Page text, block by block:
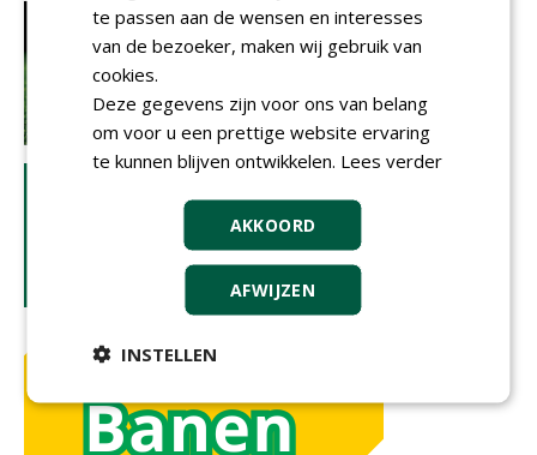
te passen aan de wensen en interesses
van de bezoeker, maken wij gebruik van
cookies.
Deze gegevens zijn voor ons van belang
om voor u een prettige website ervaring
te kunnen blijven ontwikkelen. Lees verder
AKKOORD
AFWIJZEN
INSTELLEN